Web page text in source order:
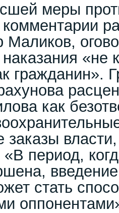
меры
Маликов,
«не
гражданин».
как
заказы
«В период,
стать